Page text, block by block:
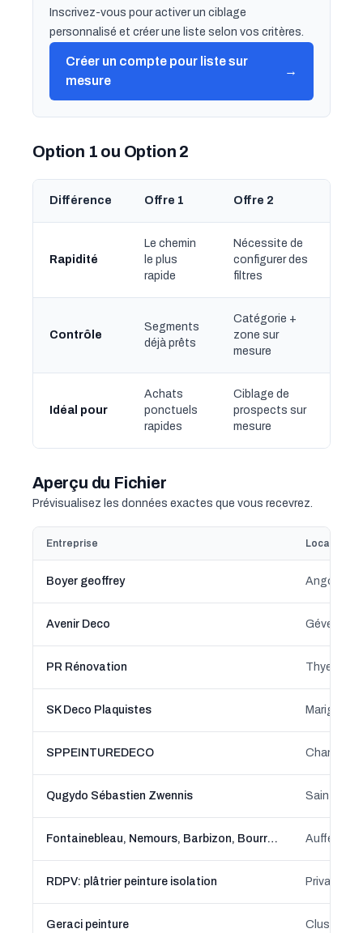
Inscrivez-vous pour activer un ciblage
personnalisé et créer une liste selon vos critères.
Créer un compte pour liste sur
mesure
→
Option 1 ou Option 2
Différence Offre 1 Offre 2
Rapidité
Le chemin
le plus
rapide
Nécessite de
configurer des
filtres
Contrôle
Segments
déjà prêts
Catégorie +
zone sur
mesure
Idéal pour
Achats
ponctuels
rapides
Ciblage de
prospects sur
mesure
Aperçu du Fichier
Prévisualisez les données exactes que vous recevrez.
Entreprise
Boyer geoffrey
Avenir Deco Gévezé,
PR Rénovation Thyez,
SK Deco Plaquistes Marignier,
SPPEINTUREDECO Chaniers,
Qugydo Sébastien Zwennis Saint-
Fontainebleau, Nemours, Barbizon, Bourron Marlotte, Montcourt-Fromonville Aufferville,
RDPV: plâtrier peinture isolation Privas,
Geraci peinture Cluses,